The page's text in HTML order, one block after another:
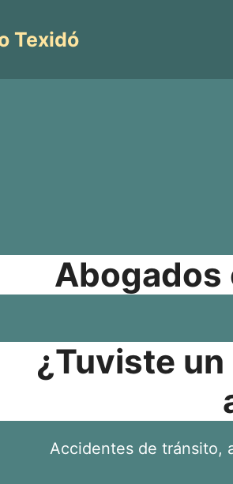
Texidó
Abogados
¿Tuviste
Accidentes de tránsito,